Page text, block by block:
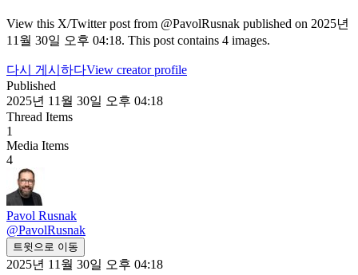
View this X/Twitter post from @PavolRusnak published on 2025년
11월 30일 오후 04:18. This post contains 4 images.
다시 게시하다View creator profile
Published
2025년 11월 30일 오후 04:18
Thread Items
1
Media Items
4
Pavol Rusnak
@PavolRusnak
트윗으로 이동
2025년 11월 30일 오후 04:18